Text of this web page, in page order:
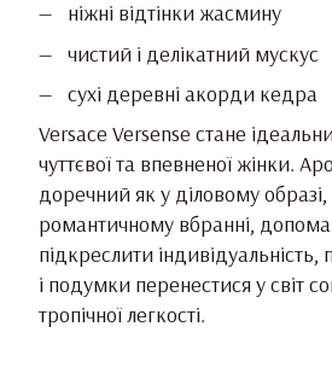
ніжні відтінки жасмину
чистий і делікатний мускус
сухі деревні акорди кедра
Versace Versense стане
чуттєвої та впевненої жінки.
доречний як у діловому образі,
романтичному вбранні,
підкреслити
і подумки перенестися у світ
тропічної легкості.